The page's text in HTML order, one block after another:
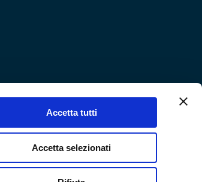
Accetta tutti
Accetta selezionati